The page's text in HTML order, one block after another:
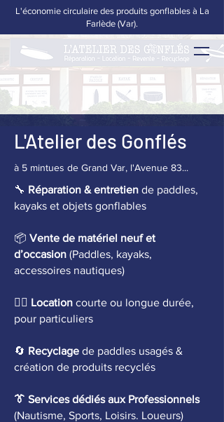
L'économie circulaire des produits gonflables à La
Farlède (Var).
L'Atelier des Gonflés
à 5 mintues de Grand Var, l'Avenue 83...
🔧 Réparation & entretien de paddles,
kayaks et objets gonflables
📦 Vente de matériel neuf et
d’occasion (Paddles, kayaks,
accessoires nautiques)
🏄‍♂️ Location courte ou longue durée,
pour particuliers
🔄 Recyclage de paddles usagés &
création de produits recyclés
👔 Services dédiés aux Professionnels
(Nautisme, Sports, Loisirs. Loueurs)